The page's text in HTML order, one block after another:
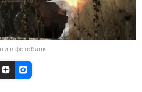
в фотобанк